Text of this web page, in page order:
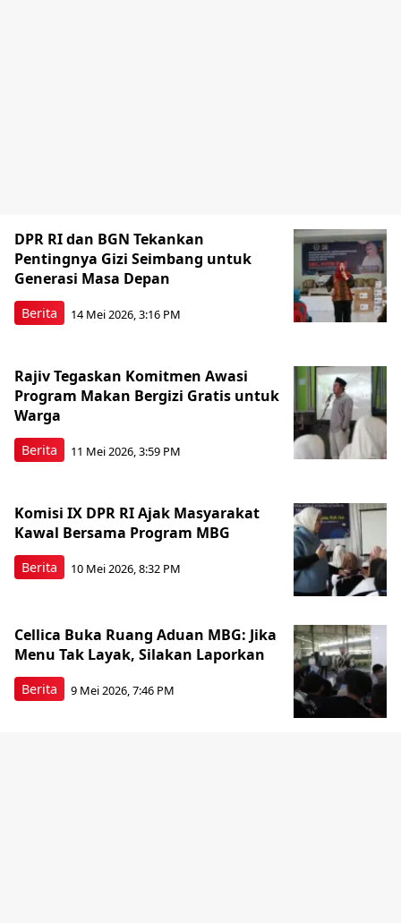
Berita
DPR RI dan BGN Tekankan
Pentingnya Gizi Seimbang untuk
Generasi Masa Depan
14 Mei 2026, 3:16 PM
Berita
Rajiv Tegaskan Komitmen Awasi
Program Makan Bergizi Gratis untuk
Warga
11 Mei 2026, 3:59 PM
Berita
Komisi IX DPR RI Ajak Masyarakat
Kawal Bersama Program MBG
10 Mei 2026, 8:32 PM
Berita
Cellica Buka Ruang Aduan MBG: Jika
Menu Tak Layak, Silakan Laporkan
9 Mei 2026, 7:46 PM